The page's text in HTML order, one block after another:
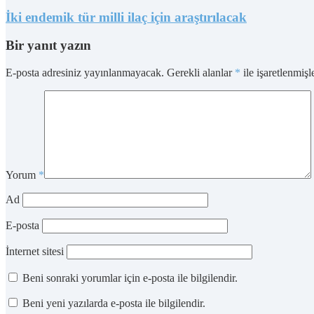
İki endemik tür milli ilaç için araştırılacak
Bir yanıt yazın
E-posta adresiniz yayınlanmayacak. Gerekli alanlar * ile
Yorum *
Ad
E-posta
İnternet sitesi
Beni sonraki yorumlar için e-posta ile bilgilendir.
Beni yeni yazılarda e-posta ile bilgilendir.